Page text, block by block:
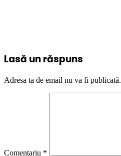
Lasă un răspuns
Adresa ta de email nu va fi publicată.
Comentariu *